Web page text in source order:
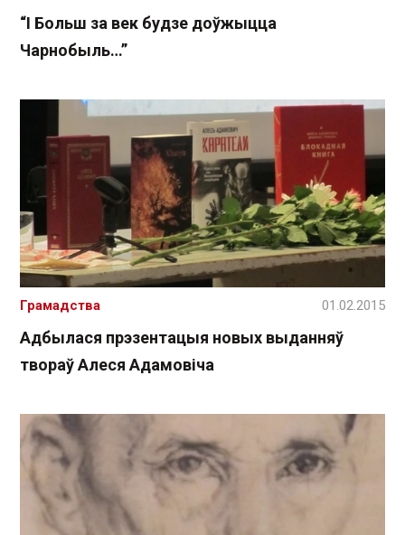
“І Больш за век будзе доўжыцца
Чарнобыль…”
Адбылася прэзентацыя новых выданняў
твораў Алеся Адамовіча
Грамадства 01.02.2015